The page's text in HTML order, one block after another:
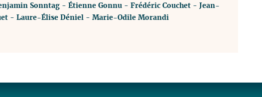
Sonntag- Étienne Gonnu- Frédéric Couchet- Jean-
- Laure-Élise Déniel- Marie-Odile Morandi